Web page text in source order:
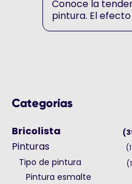
Conoce la
pintura. El
Categorías
Bricolista
Pinturas
Tipo de pintura
Pintura esmalte